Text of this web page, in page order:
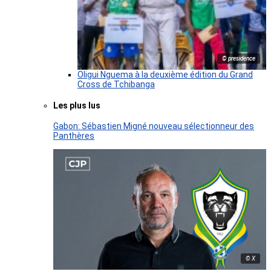
© presidence
Oligui Nguema à la deuxième édition du Grand
Cross de Tchibanga
Les plus lus
Gabon: Sébastien Migné nouveau sélectionneur des
Panthères
© X